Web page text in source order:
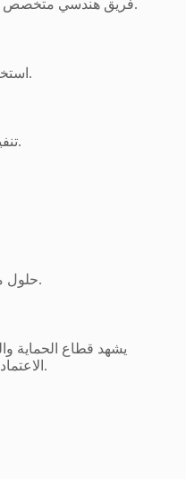
فريق هندسي متخصص يمتلك خبرة واسعة في تنفيذ المشاريع.
استخدام أحدث المعدات والأنظمة المعتمدة.
تنفيذ وتسليم المشاريع في الوقت المحدد.
حلول متكاملة تناسب مختلف أنواع المشاريع.
يشهد قطاع الحماية
الاعتماد على الأنظمة الذكية والتقنيات الحديثة.